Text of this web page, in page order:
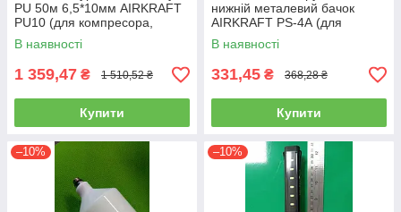
PU 50м 6,5*10мм AIRKRAFT
PU10 (для компресора,
пневматичний, повітряний)
В наявності
1 359,47 ₴ 1 510,52 ₴
Купити
нижній металевий бачок
AIRKRAFT PS-4А (для
розпилення, нагнітання,
пневмопістолет)
В наявності
331,45 ₴ 368,28 ₴
Купити
–10% –10%